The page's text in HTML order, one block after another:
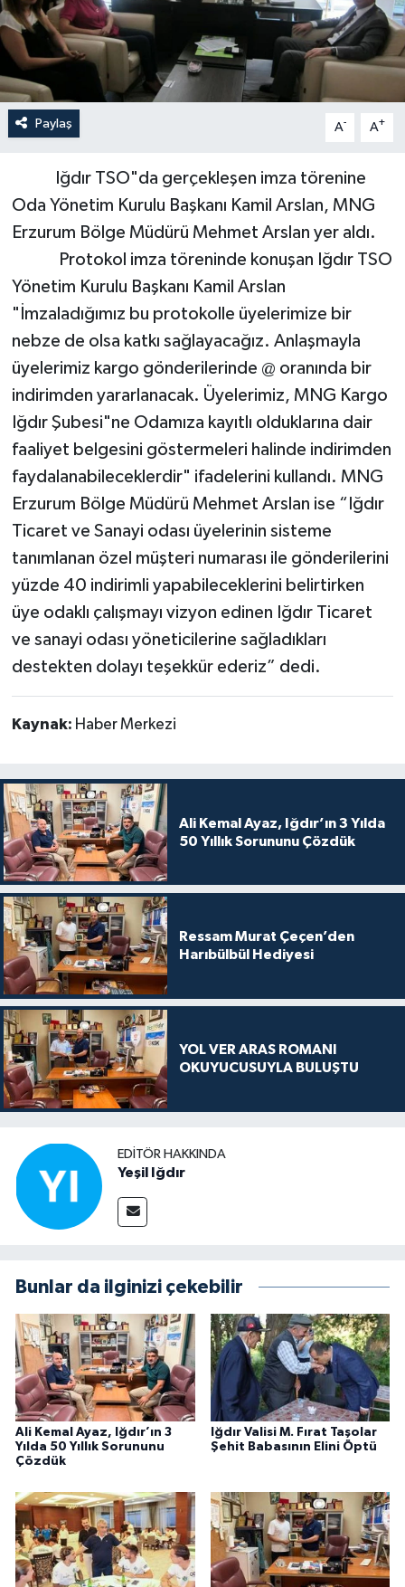
Paylaş A- A+
Iğdır TSO"da gerçekleşen imza törenine
Oda Yönetim Kurulu Başkanı Kamil Arslan, MNG
Erzurum Bölge Müdürü Mehmet Arslan yer aldı.
Protokol imza töreninde konuşan Iğdır TSO
Yönetim Kurulu Başkanı Kamil Arslan
"İmzaladığımız bu protokolle üyelerimize bir
nebze de olsa katkı sağlayacağız. Anlaşmayla
üyelerimiz kargo gönderilerinde @ oranında bir
indirimden yararlanacak. Üyelerimiz, MNG Kargo
Iğdır Şubesi"ne Odamıza kayıtlı olduklarına dair
faaliyet belgesini göstermeleri halinde indirimden
faydalanabileceklerdir" ifadelerini kullandı. MNG
Erzurum Bölge Müdürü Mehmet Arslan ise “Iğdır
Ticaret ve Sanayi odası üyelerinin sisteme
tanımlanan özel müşteri numarası ile gönderilerini
yüzde 40 indirimli yapabileceklerini belirtirken
üye odaklı çalışmayı vizyon edinen Iğdır Ticaret
ve sanayi odası yöneticilerine sağladıkları
destekten dolayı teşekkür ederiz” dedi.
Kaynak: Haber Merkezi
Ali Kemal Ayaz, Iğdır’ın 3 Yılda
50 Yıllık Sorununu Çözdük
Ressam Murat Çeçen’den
Harıbülbül Hediyesi
YOL VER ARAS ROMANI
OKUYUCUSUYLA BULUŞTU
EDITÖR HAKKINDA
Yeşil Iğdır
Bunlar da ilginizi çekebilir
Ali Kemal Ayaz, Iğdır’ın 3
Yılda 50 Yıllık Sorununu
Çözdük
Iğdır Valisi M. Fırat Taşolar
Şehit Babasının Elini Öptü